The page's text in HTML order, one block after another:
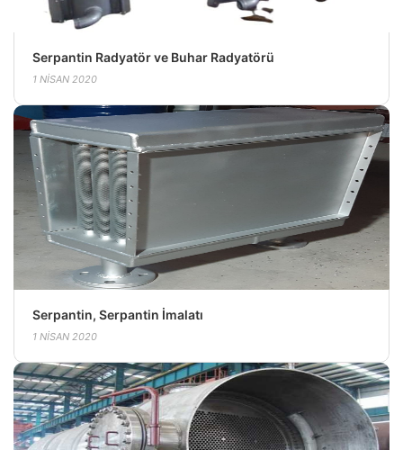
Serpantin Radyatör ve Buhar Radyatörü
1 NISAN 2020
Serpantin, Serpantin İmalatı
1 NISAN 2020